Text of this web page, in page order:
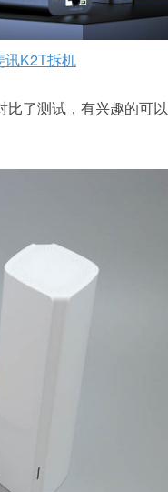
讯K2T拆机
了测试，有兴趣的可